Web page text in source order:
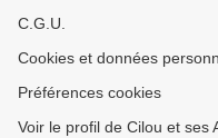
C.G.U.
Cookies et données
Préférences cookies
Voir le profil de Cilou et ses